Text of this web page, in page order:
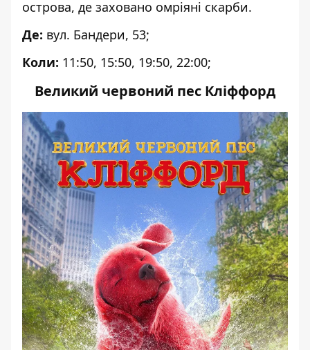
острова, де заховано омріяні скарби.
Де: вул. Бандери, 53;
Коли: 11:50, 15:50, 19:50, 22:00;
Великий червоний пес Кліффорд